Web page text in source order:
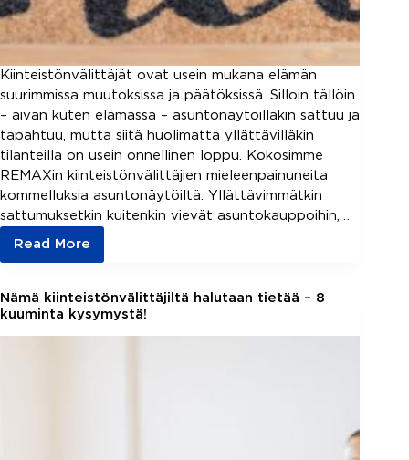
Kiinteistönvälittäjät ovat usein mukana elämän
suurimmissa muutoksissa ja päätöksissä. Silloin tällöin
– aivan kuten elämässä – asuntonäytöilläkin sattuu ja
tapahtuu, mutta siitä huolimatta yllättävilläkin
tilanteilla on usein onnellinen loppu. Kokosimme
REMAXin kiinteistönvälittäjien mieleenpainuneita
kommelluksia asuntonäytöiltä. Yllättävimmätkin
sattumuksetkin kuitenkin vievät asuntokauppoihin,…
Read More
asuntonäytöllä
–
Nämä kiinteistönvälittäjiltä halutaan tietää – 8
kuuminta kysymystä!